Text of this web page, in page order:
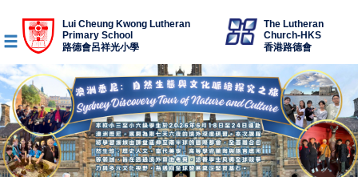
Lui Cheung Kwong Lutheran
Primary School
路德會呂祥光小學
The Lutheran
Church-HKS
香港路德會